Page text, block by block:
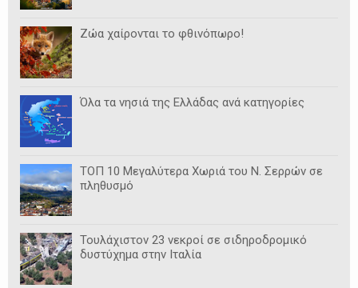
Ζώα χαίρονται το φθινόπωρο!
Όλα τα νησιά της Ελλάδας ανά κατηγορίες
ΤΟΠ 10 Μεγαλύτερα Χωριά του Ν. Σερρών σε
πληθυσμό
Τουλάχιστον 23 νεκροί σε σιδηροδρομικό
δυστύχημα στην Ιταλία